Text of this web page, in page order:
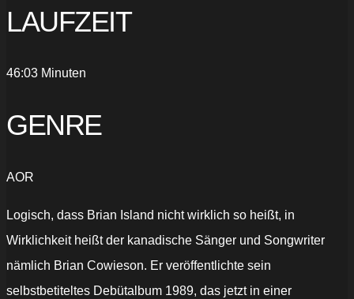
LAUFZEIT
46:03 Minuten
GENRE
AOR
Logisch, dass Brian Island nicht wirklich so heißt, in
Wirklichkeit heißt der kanadische Sänger und Songwriter
nämlich Brian Cowieson. Er veröffentlichte sein
selbstbetiteltes Debütalbum 1989, das jetzt in einer